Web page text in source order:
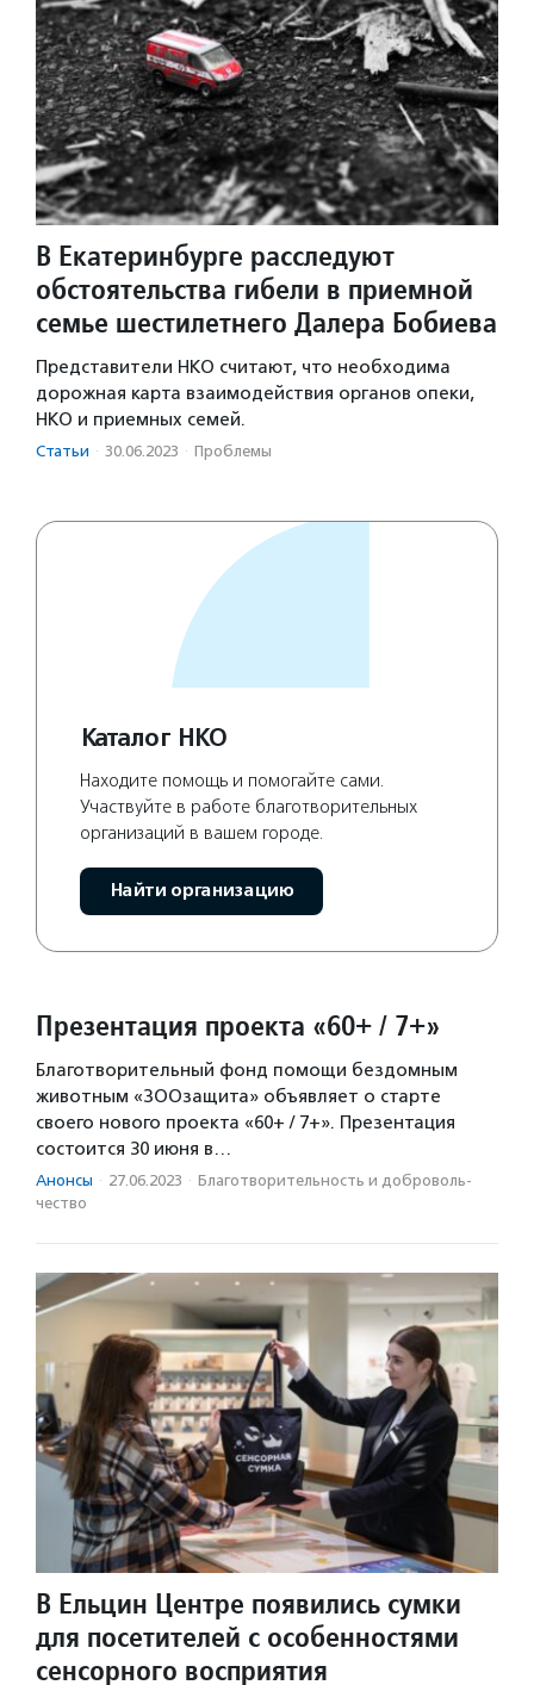
В Екатеринбурге расследуют
обстоятельства гибели в приемной
семье шестилетнего Далера Бобиева
Представители НКО считают, что необходима
дорожная карта взаимодействия органов опеки,
НКО и приемных семей.
Статьи · 30.06.2023 · Проблемы
Каталог НКО
Находите помощь и помогайте сами.
Участвуйте в работе благотворительных
организаций в вашем городе.
Найти организацию
Презентация проекта «60+ / 7+»
Благотворительный фонд помощи бездомным
животным «ЗООзащита» объявляет о старте
своего нового проекта «60+ / 7+». Презентация
состоится 30 июня в…
Анонсы · 27.06.2023 · Благотвори­тель­ность и доброволь­
чест­во
В Ельцин Центре появились сумки
для посетителей с особенностями
сенсорного восприятия